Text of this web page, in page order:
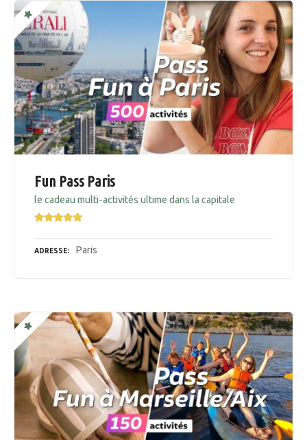
Fun Pass Paris
le cadeau multi-activités ultime dans la capitale
ADRESSE Paris